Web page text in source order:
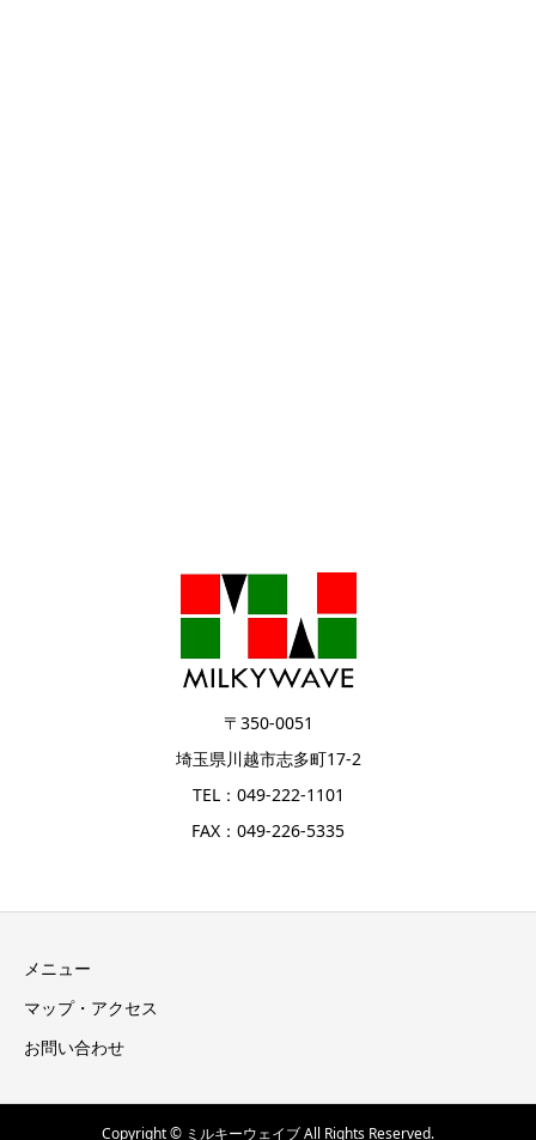
〒350-0051
埼玉県川越市志多町17-2
TEL：049-222-1101
FAX：049-226-5335
メニュー
マップ・アクセス
お問い合わせ
Copyright © ミルキーウェイブ All Rights Reserved.